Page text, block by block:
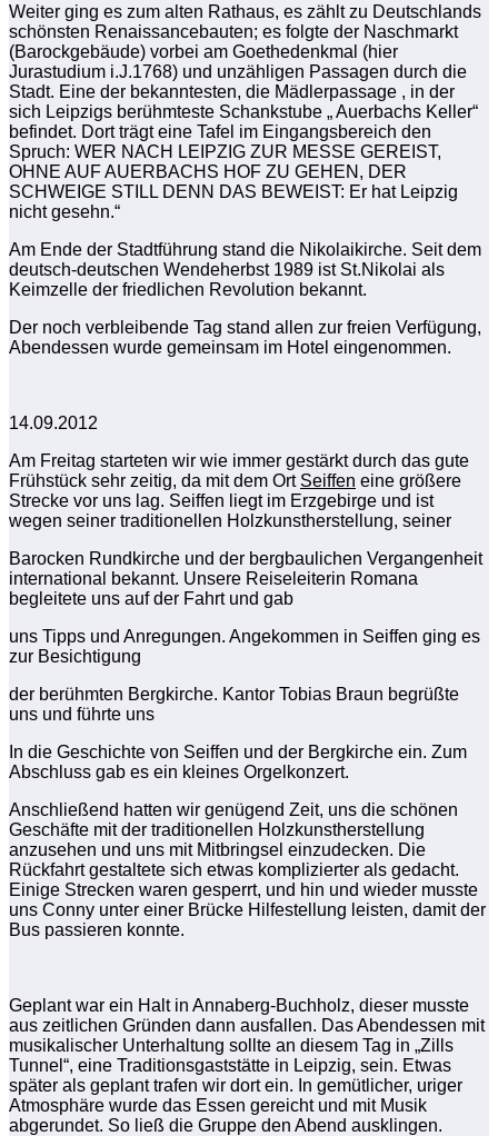
Weiter ging es zum alten Rathaus, es zählt zu Deutschlands
schönsten Renaissancebauten; es folgte der Naschmarkt
(Barockgebäude) vorbei am Goethedenkmal (hier
Jurastudium i.J.1768) und unzähligen Passagen durch die
Stadt. Eine der bekanntesten, die Mädlerpassage , in der
sich Leipzigs berühmteste Schankstube „ Auerbachs Keller“
befindet. Dort trägt eine Tafel im Eingangsbereich den
Spruch: WER NACH LEIPZIG ZUR MESSE GEREIST,
OHNE AUF AUERBACHS HOF ZU GEHEN, DER
SCHWEIGE STILL DENN DAS BEWEIST: Er hat Leipzig
nicht gesehn.“
Am Ende der Stadtführung stand die Nikolaikirche. Seit dem
deutsch-deutschen Wendeherbst 1989 ist St.Nikolai als
Keimzelle der friedlichen Revolution bekannt.
Der noch verbleibende Tag stand allen zur freien Verfügung,
Abendessen wurde gemeinsam im Hotel eingenommen.
14.09.2012
Am Freitag starteten wir wie immer gestärkt durch das gute
Frühstück sehr zeitig, da mit dem Ort Seiffen eine größere
Strecke vor uns lag. Seiffen liegt im Erzgebirge und ist
wegen seiner traditionellen Holzkunstherstellung, seiner
Barocken Rundkirche und der bergbaulichen Vergangenheit
international bekannt. Unsere Reiseleiterin Romana
begleitete uns auf der Fahrt und gab
uns Tipps und Anregungen. Angekommen in Seiffen ging es
zur Besichtigung
der berühmten Bergkirche. Kantor Tobias Braun begrüßte
uns und führte uns
In die Geschichte von Seiffen und der Bergkirche ein. Zum
Abschluss gab es ein kleines Orgelkonzert.
Anschließend hatten wir genügend Zeit, uns die schönen
Geschäfte mit der traditionellen Holzkunstherstellung
anzusehen und uns mit Mitbringsel einzudecken. Die
Rückfahrt gestaltete sich etwas komplizierter als gedacht.
Einige Strecken waren gesperrt, und hin und wieder musste
uns Conny unter einer Brücke Hilfestellung leisten, damit der
Bus passieren konnte.
Geplant war ein Halt in Annaberg-Buchholz, dieser musste
aus zeitlichen Gründen dann ausfallen. Das Abendessen mit
musikalischer Unterhaltung sollte an diesem Tag in „Zills
Tunnel“, eine Traditionsgaststätte in Leipzig, sein. Etwas
später als geplant trafen wir dort ein. In gemütlicher, uriger
Atmosphäre wurde das Essen gereicht und mit Musik
abgerundet. So ließ die Gruppe den Abend ausklingen.